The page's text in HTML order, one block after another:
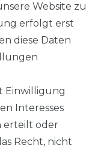
Website zu
erfolgt erst
diese Daten
Einwilligung
Interesses
erteilt oder
Recht, nicht